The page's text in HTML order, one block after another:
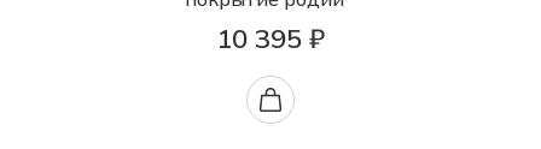
10 395 ₽